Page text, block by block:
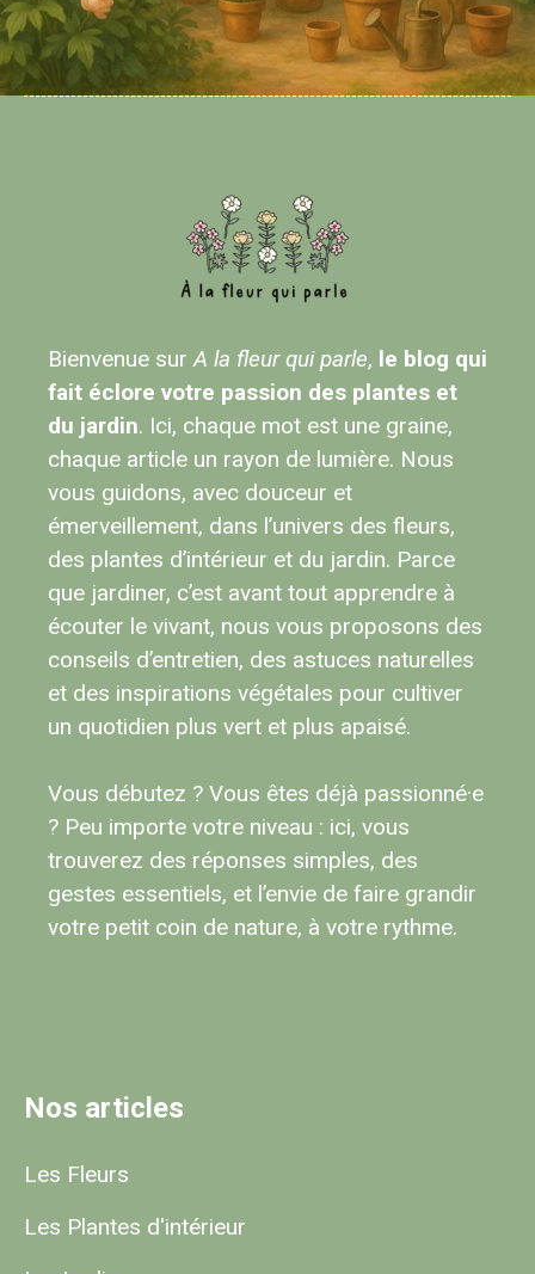
Bienvenue surA la fleur qui parle, le blog qui
fait éclore votre passion des plantes et
du jardin. Ici, chaque mot est une graine,
chaque article un rayon de lumière. Nous
vous guidons, avec douceur et
émerveillement, dans l’univers des fleurs,
des plantes d’intérieur et du jardin. Parce
que jardiner, c’est avant tout apprendre à
écouter le vivant, nous vous proposons des
conseils d’entretien, des astuces naturelles
et des inspirations végétales pour cultiver
un quotidien plus vert et plus apaisé.
Vous débutez ? Vous êtes déjà passionné·e
? Peu importe votre niveau : ici, vous
trouverez des réponses simples, des
gestes essentiels, et l’envie de faire grandir
votre petit coin de nature, à votre rythme.
Nos articles
Les Fleurs
Les Plantes d'intérieur